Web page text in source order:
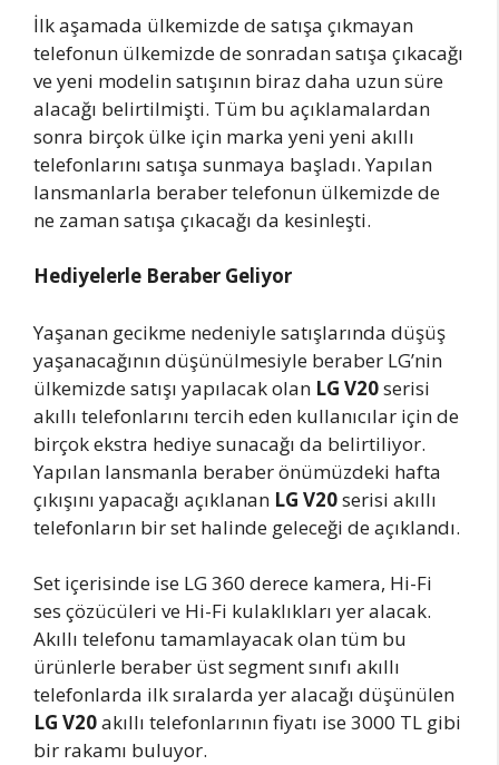
İlk aşamada ülkemizde de satışa çıkmayan
telefonun ülkemizde de sonradan satışa çıkacağı
ve yeni modelin satışının biraz daha uzun süre
alacağı belirtilmişti. Tüm bu açıklamalardan
sonra birçok ülke için marka yeni yeni akıllı
telefonlarını satışa sunmaya başladı. Yapılan
lansmanlarla beraber telefonun ülkemizde de
ne zaman satışa çıkacağı da kesinleşti.
Hediyelerle Beraber Geliyor
Yaşanan gecikme nedeniyle satışlarında düşüş
yaşanacağının düşünülmesiyle beraber LG’nin
ülkemizde satışı yapılacak olan LG V20serisi
akıllı telefonlarını tercih eden kullanıcılar için de
birçok ekstra hediye sunacağı da belirtiliyor.
Yapılan lansmanla beraber önümüzdeki hafta
çıkışını yapacağı açıklanan LG V20serisi akıllı
telefonların bir set halinde geleceği de açıklandı.
Set içerisinde ise LG 360 derece kamera, Hi-Fi
ses çözücüleri ve Hi-Fi kulaklıkları yer alacak.
Akıllı telefonu tamamlayacak olan tüm bu
ürünlerle beraber üst segment sınıfı akıllı
telefonlarda ilk sıralarda yer alacağı düşünülen
LG V20akıllı telefonlarının fiyatı ise 3000 TL gibi
bir rakamı buluyor.